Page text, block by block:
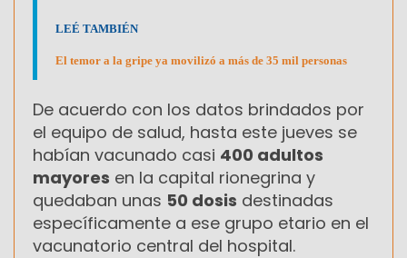
LEÉ TAMBIÉN
El temor a la gripe ya movilizó a más de 35 mil personas
De acuerdo con los datos brindados por
el equipo de salud, hasta este jueves se
habían vacunado casi 400 adultos
mayores en la capital rionegrina y
quedaban unas 50 dosis destinadas
específicamente a ese grupo etario en el
vacunatorio central del hospital.